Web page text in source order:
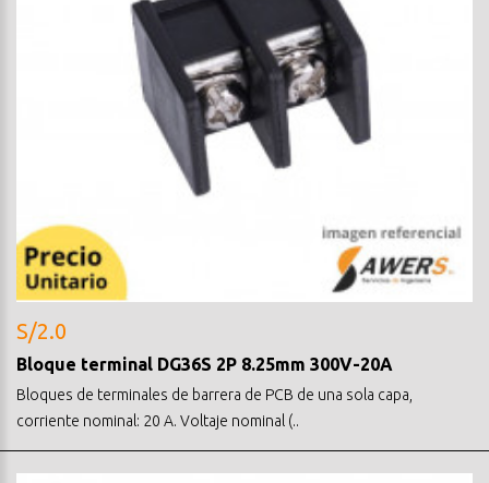
S/2.0
Bloque terminal DG36S 2P 8.25mm 300V-20A
Bloques de terminales de barrera de PCB de una sola capa,
corriente nominal: 20 A. Voltaje nominal (..